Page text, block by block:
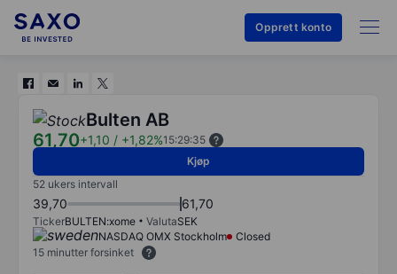
Opprett konto
Bulten AB
61,70+1,10 / +1,82%15:29:35
Kjøp
52 ukers intervall
39,70 61,70
TickerBULTEN:xome ValutaSEK
NASDAQ OMX Stockholm
Closed
15 minutter forsinket